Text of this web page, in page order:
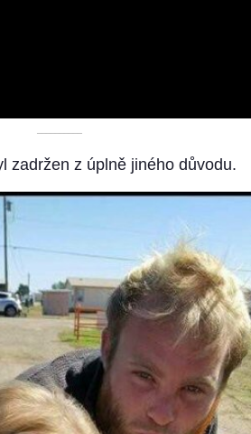
––––––––––
zadržen z úplně jiného důvodu.